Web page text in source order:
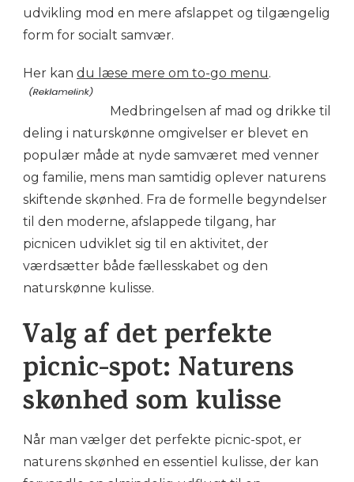
udvikling mod en mere afslappet og tilgængelig
form for socialt samvær.
Her kan du læse mere om to-go menu.
Medbringelsen af mad og drikke til
deling i naturskønne omgivelser er blevet en
populær måde at nyde samværet med venner
og familie, mens man samtidig oplever naturens
skiftende skønhed. Fra de formelle begyndelser
til den moderne, afslappede tilgang, har
picnicen udviklet sig til en aktivitet, der
værdsætter både fællesskabet og den
naturskønne kulisse.
Valg af det perfekte
picnic-spot: Naturens
skønhed som kulisse
Når man vælger det perfekte picnic-spot, er
naturens skønhed en essentiel kulisse, der kan